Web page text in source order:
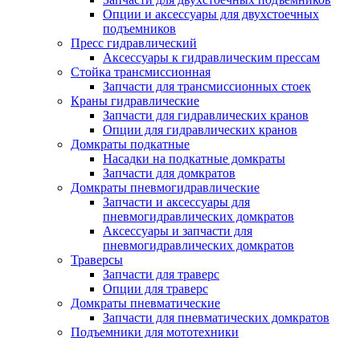
Опции и аксессуары для двухстоечных
подъемников
Пресс гидравлический
Аксессуары к гидравлическим прессам
Стойка трансмиссионная
Запчасти для трансмиссионных стоек
Краны гидравлические
Запчасти для гидравлических кранов
Опции для гидравлических кранов
Домкраты подкатные
Насадки на подкатные домкраты
Запчасти для домкратов
Домкраты пневмогидравлические
Запчасти и аксессуары для
пневмогидравлических домкратов
Аксессуары и запчасти для
пневмогидравлических домкратов
Траверсы
Запчасти для траверс
Опции для траверс
Домкраты пневматические
Запчасти для пневматических домкратов
Подъемники для мототехники